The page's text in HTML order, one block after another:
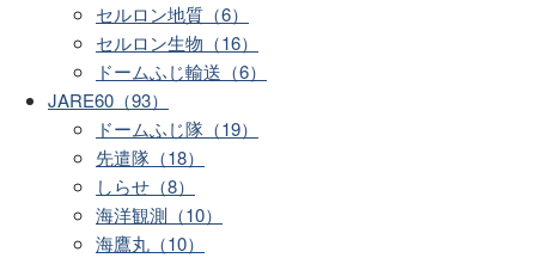
セルロン地質（6）
セルロン生物（16）
ドームふじ輸送（6）
JARE60（93）
ドームふじ隊（19）
先遣隊（18）
しらせ（8）
海洋観測（10）
海鷹丸（10）